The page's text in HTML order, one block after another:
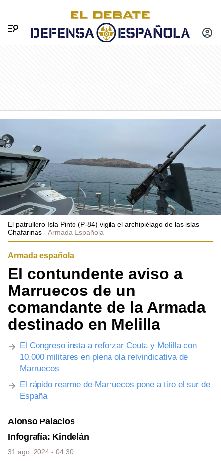
INICIAR
Menú
El patrullero Isla Pinto (P-84) vigila el archipiélago de las islas
Chafarinas
Armada Española
Armada española
El contundente aviso a
Marruecos de un
comandante de la Armada
destinado en Melilla
El Congreso insta a reforzar Ceuta y Melilla con
10.000 militares en plena ola reivindicativa de
Marruecos
El rápido rearme de Marruecos pone a tiro el sur de
España
Alonso Palacios
Infografía: Kindelán
31 ago. 2024 - 04:30